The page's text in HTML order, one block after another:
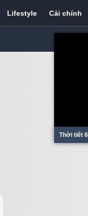
Lifestyle Cải chính
Thời tiết